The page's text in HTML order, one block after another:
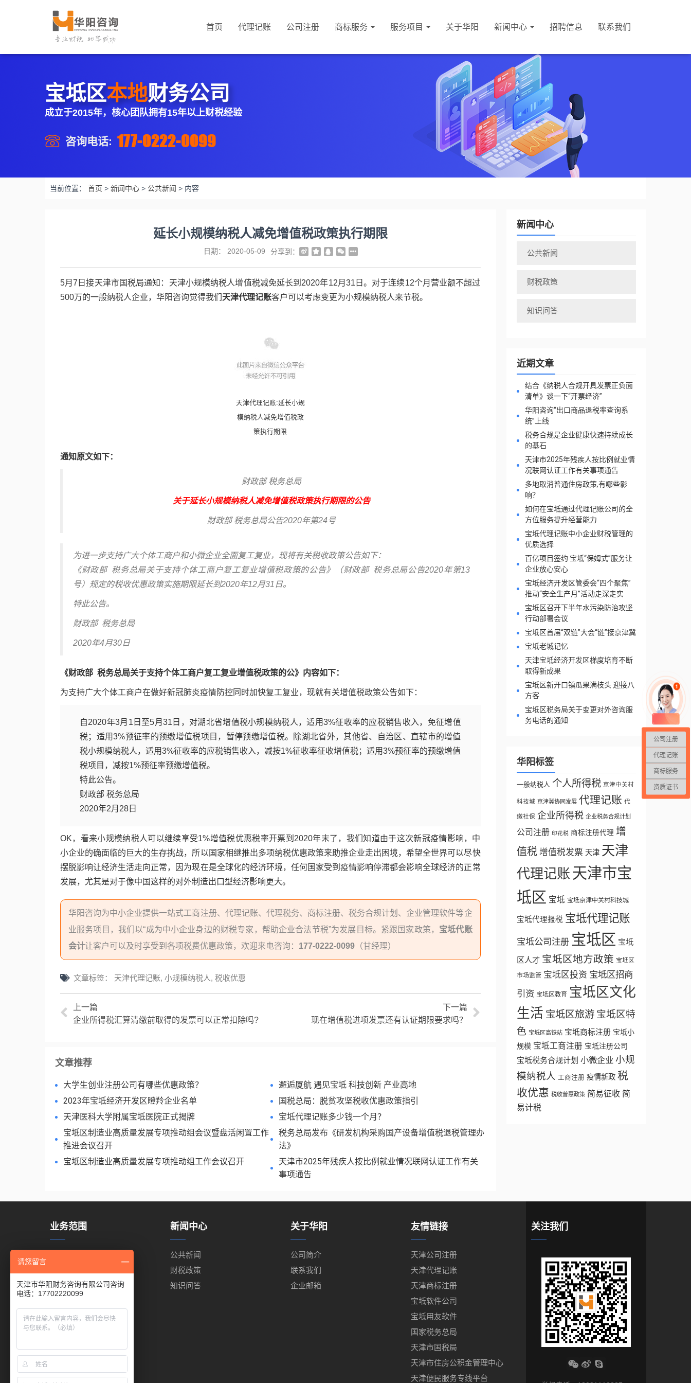
首页 代理记账 公司注册 商标服务 服务项目 关于华阳 新闻中心 招聘信息 联系我们
宝坻区本地财务公司
成立于2015年，核心团队拥有15年以上财税经验
咨询电话: 177-0222-0099
当前位置： 首页 > 新闻中心 > 公共新闻 > 内容
延长小规模纳税人减免增值税政策执行期限
日期： 2020-05-09 分享到：
5月7日接天津市国税局通知：天津小规模纳税人增值税减免延长到2020年12月31日。对于连续12个月营业额不超过
500万的一般纳税人企业，华阳咨询觉得我们 天津代理记账客户可以考虑变更为小规模纳税人来节税。
天津代理记账:延长小规
模纳税人减免增值税政
策执行期限
通知原文如下：
财政部 税务总局
关于延长小规模纳税人减免增值税政策执行期限的公告
财政部 税务总局公告2020年第24号
为进一步支持广大个体工商户和小微企业全面复工复业，现将有关税收政策公告如下：
《财政部 税务总局关于支持个体工商户复工复业增值税政策的公告》（财政部 税务总局公告2020年第13
号）规定的税收优惠政策实施期限延长到2020年12月31日。
特此公告。
财政部 税务总局
2020年4月30日
《财政部 税务总局关于支持个体工商户复工复业增值税政策的公》内容如下：
为支持广大个体工商户在做好新冠肺炎疫情防控同时加快复工复业，现就有关增值税政策公告如下：
自2020年3月1日至5月31日，对湖北省增值税小规模纳税人，适用3%征收率的应税销售收入，免征增值
税；适用3%预征率的预缴增值税项目，暂停预缴增值税。除湖北省外，其他省、自治区、直辖市的增值
税小规模纳税人，适用3%征收率的应税销售收入，减按1%征收率征收增值税；适用3%预征率的预缴增值
税项目，减按1%预征率预缴增值税。
特此公告。
财政部 税务总局
2020年2月28日
OK，看来小规模纳税人可以继续享受1%增值税优惠税率开票到2020年末了，我们知道由于这次新冠疫情影响，中
小企业的确面临的巨大的生存挑战，所以国家相继推出多项纳税优惠政策来助推企业走出困境，希望全世界可以尽快
摆脱影响让经济生活走向正常，因为现在是全球化的经济环境，任何国家受到疫情影响停滞都会影响全球经济的正常
发展，尤其是对于像中国这样的对外制造出口型经济影响更大。
华阳咨询为中小企业提供一站式工商注册、代理记账、代理税务、商标注册、税务合规计划、企业管理软件等企
业服务项目，我们以“成为中小企业身边的财税专家，帮助企业合法节税”为发展目标。紧跟国家政策， 宝坻代账
会计让客户可以及时享受到各项税费优惠政策，欢迎来电咨询： 177-0222-0099 （甘经理）
文章标签： 天津代理记账, 小规模纳税人, 税收优惠
上一篇
企业所得税汇算清缴前取得的发票可以正常扣除吗?
下一篇
现在增值税进项发票还有认证期限要求吗？
文章推荐
大学生创业注册公司有哪些优惠政策？
邂逅厦航 遇见宝坻 科技创新 产业高地
2023年宝坻经济开发区瞪羚企业名单
国税总局：脱贫攻坚税收优惠政策指引
天津医科大学附属宝坻医院正式揭牌
宝坻代理记账多少钱一个月？
宝坻区制造业高质量发展专项推动组会议暨盘活闲置工作
推进会议召开
税务总局发布《研发机构采购国产设备增值税退税管理办
法》
宝坻区制造业高质量发展专项推动组工作会议召开
天津市2025年残疾人按比例就业情况联网认证工作有关
事项通告
新闻中心
公共新闻
财税政策
知识问答
近期文章
结合《纳税人合规开具发票正负面
清单》谈一下“开票经济”
华阳咨询“出口商品退税率查询系
统”上线
税务合规是企业健康快速持续成长
的基石
天津市2025年残疾人按比例就业情
况联网认证工作有关事项通告
多地取消普通住房政策,有哪些影
响？
如何在宝坻通过代理记账公司的全
方位服务提升经营能力
宝坻代理记账中小企业财税管理的
优质选择
百亿项目签约 宝坻“保姆式”服务让
企业放心安心
宝坻经济开发区管委会“四个聚焦”
推动“安全生产月”活动走深走实
宝坻区召开下半年水污染防治攻坚
行动部署会议
宝坻区首届“双链”大会“链”接京津冀
宝坻老城记忆
天津宝坻经济开发区梯度培育不断
取得新成果
宝坻区新开口镇瓜果满枝头 迎接八
方客
宝坻区税务局关于变更对外咨询服
务电话的通知
华阳标签
一般纳税人 个人所得税 京津中关村
科技城 京津冀协同发展 代理记账 代
缴社保 企业所得税 企业税务合规计划
公司注册 印花税 商标注册代理 增
值税 增值税发票 天津 天津
代理记账 天津市宝
坻区 宝坻 宝坻京津中关村科技城
宝坻代理报税 宝坻代理记账
宝坻公司注册 宝坻区 宝坻
区人才 宝坻区地方政策 宝坻区
市场监管 宝坻区投资 宝坻区招商
引资 宝坻区教育 宝坻区文化
生活 宝坻区旅游 宝坻区特
色 宝坻区高铁站 宝坻商标注册 宝坻小
规模 宝坻工商注册 宝坻注册公司
宝坻税务合规计划 小微企业 小规
模纳税人 工商注册 疫情新政 税
收优惠 税收普惠政策 简易征收 简
易计税
业务范围
工商注册
商标注册
代缴公积金
代缴社保
新闻中心
公共新闻
财税政策
知识问答
关于华阳
公司简介
联系我们
企业邮箱
友情链接
天津公司注册
天津代理记账
天津商标注册
宝坻软件公司
宝坻用友软件
国家税务总局
天津市国税局
天津市住房公积金管理中心
天津便民服务专线平台
关注我们
公司注册
代理记账
商标服务
资质证书
请您留言
天津市华阳财务咨询有限公司咨询
电话：17702220099